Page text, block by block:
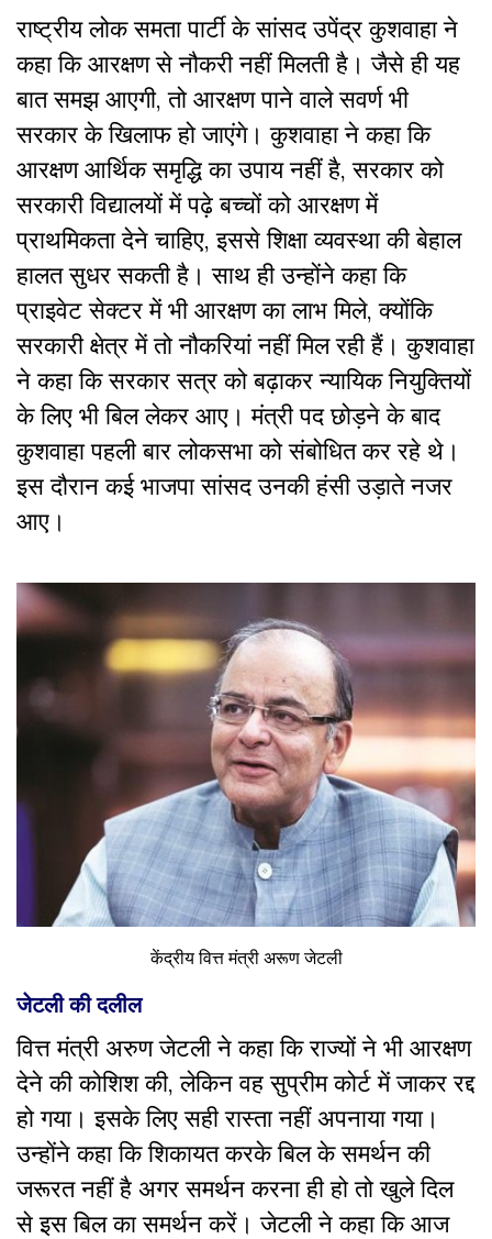
राष्ट्रीय लोक समता पार्टी के सांसद उपेंद्र कुशवाहा ने
कहा कि आरक्षण से नौकरी नहीं मिलती है। जैसे ही यह
बात समझ आएगी, तो आरक्षण पाने वाले सवर्ण भी
सरकार के खिलाफ हो जाएंगे। कुशवाहा ने कहा कि
आरक्षण आर्थिक समृद्धि का उपाय नहीं है, सरकार को
सरकारी विद्यालयों में पढ़े बच्चों को आरक्षण में
प्राथमिकता देने चाहिए, इससे शिक्षा व्यवस्था की बेहाल
हालत सुधर सकती है। साथ ही उन्होंने कहा कि
प्राइवेट सेक्टर में भी आरक्षण का लाभ मिले, क्योंकि
सरकारी क्षेत्र में तो नौकरियां नहीं मिल रही हैं। कुशवाहा
ने कहा कि सरकार सत्र को बढ़ाकर न्यायिक नियुक्तियों
के लिए भी बिल लेकर आए। मंत्री पद छोड़ने के बाद
कुशवाहा पहली बार लोकसभा को संबोधित कर रहे थे।
इस दौरान कई भाजपा सांसद उनकी हंसी उड़ाते नजर
आए।
केंद्रीय वित्त मंत्री अरूण जेटली
जेटली की दलील
वित्त मंत्री अरुण जेटली ने कहा कि राज्यों ने भी आरक्षण
देने की कोशिश की, लेकिन वह सुप्रीम कोर्ट में जाकर रद्द
हो गया। इसके लिए सही रास्ता नहीं अपनाया गया।
उन्होंने कहा कि शिकायत करके बिल के समर्थन की
जरूरत नहीं है अगर समर्थन करना ही हो तो खुले दिल
से इस बिल का समर्थन करें। जेटली ने कहा कि आज